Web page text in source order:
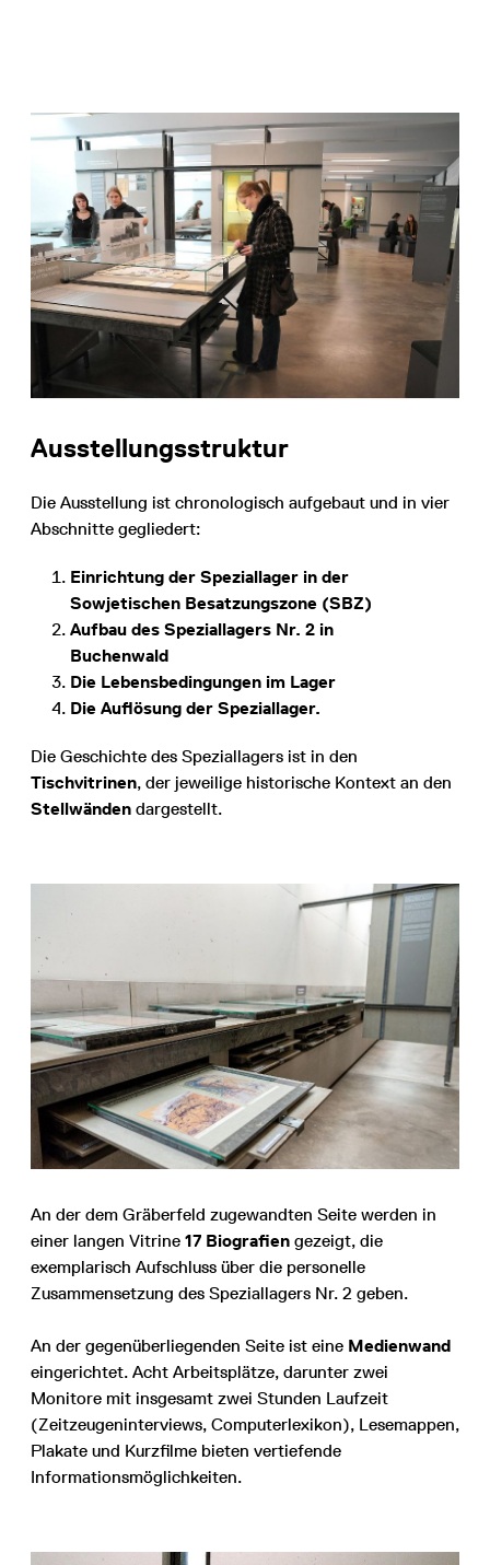
Ausstellungsstruktur
Die Ausstellung ist chronologisch aufgebaut und in vier
Abschnitte gegliedert:
Einrichtung der Speziallager in der
Sowjetischen Besatzungszone (SBZ)
Aufbau des Speziallagers Nr. 2 in
Buchenwald
Die Lebensbedingungen im Lager
Die Auflösung der Speziallager.
Die Geschichte des Speziallagers ist in den
Tischvitrinen, der jeweilige historische Kontext an den
Stellwänden dargestellt.
An der dem Gräberfeld zugewandten Seite werden in
einer langen Vitrine 17 Biografien gezeigt, die
exemplarisch Aufschluss über die personelle
Zusammensetzung des Speziallagers Nr. 2 geben.
An der gegenüberliegenden Seite ist eine Medienwand
eingerichtet. Acht Arbeitsplätze, darunter zwei
Monitore mit insgesamt zwei Stunden Laufzeit
(Zeitzeugeninterviews, Computerlexikon), Lesemappen,
Plakate und Kurzfilme bieten vertiefende
Informationsmöglichkeiten.